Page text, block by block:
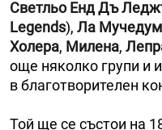
Светльо Енд Дъ
Legends), Ла
Холера, Милена,
още няколко групи и
в благотворителен
Той ще се състои на